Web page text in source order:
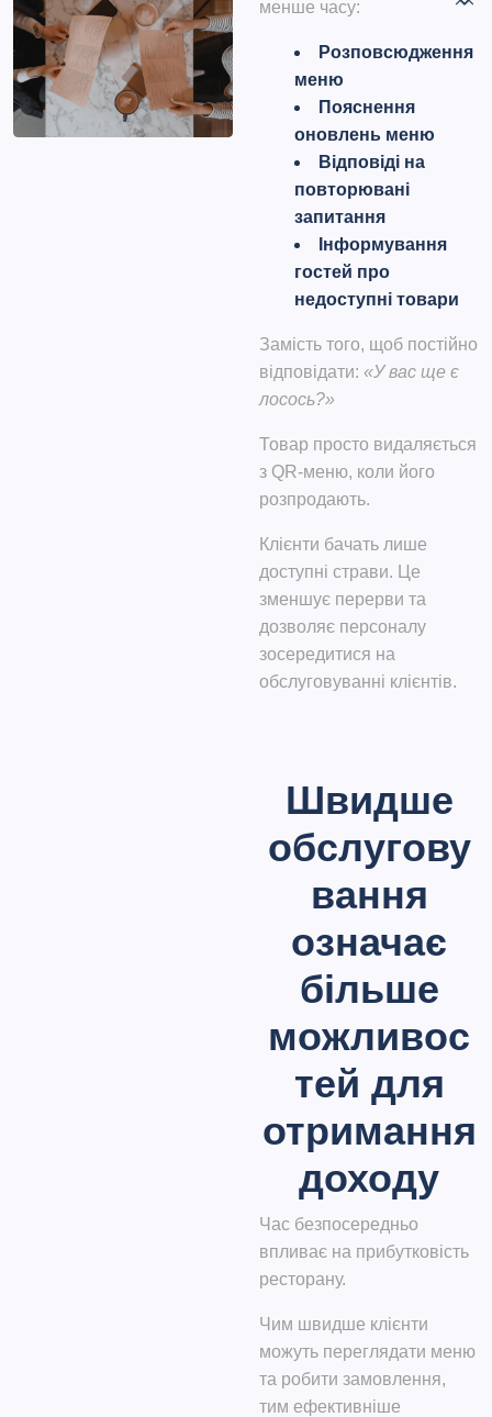
менше часу:
Розповсюдження
меню
Пояснення
оновлень меню
Відповіді на
повторювані
запитання
Інформування
гостей про
недоступні товари
Замість того, щоб постійно
відповідати: «У вас ще є
лосось?»
Товар просто видаляється
з QR-меню, коли його
розпродають.
Клієнти бачать лише
доступні страви. Це
зменшує перерви та
дозволяє персоналу
зосередитися на
обслуговуванні клієнтів.
Швидше
обслугову
вання
означає
більше
можливос
тей для
отримання
доходу
Час безпосередньо
впливає на прибутковість
ресторану.
Чим швидше клієнти
можуть переглядати меню
та робити замовлення,
тим ефективніше